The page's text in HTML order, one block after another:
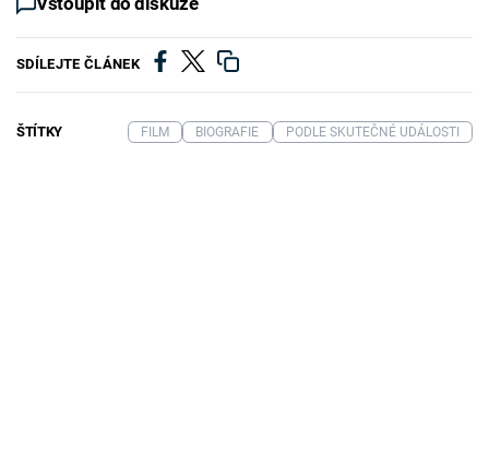
SDÍLEJTE ČLÁNEK
ŠTÍTKY FILM BIOGRAFIE PODLE SKUTEČNÉ UDÁLOSTI